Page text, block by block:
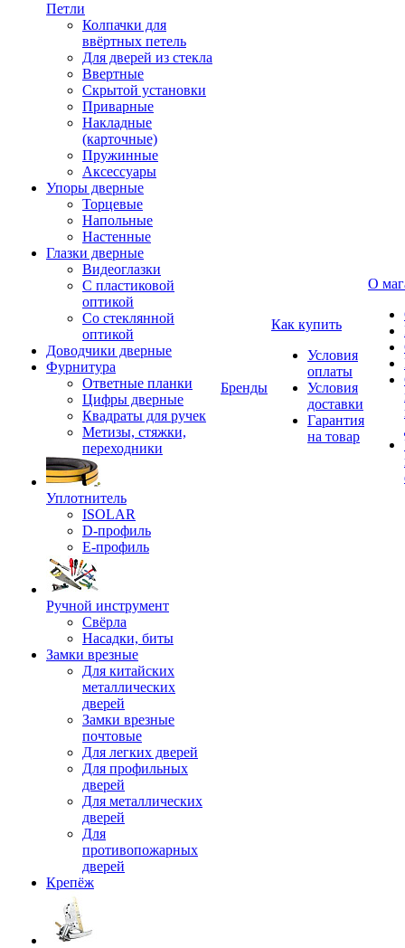
Петли
Колпачки для
ввёртных петель
Для дверей из стекла
Ввертные
Скрытой установки
Приварные
Накладные
(карточные)
Пружинные
Аксессуары
Упоры дверные
Торцевые
Напольные
Настенные
Глазки дверные
Видеоглазки
С пластиковой
оптикой
Со стеклянной
оптикой
Доводчики дверные
Фурнитура
Ответные планки
Цифры дверные
Квадраты для ручек
Метизы, стяжки,
переходники
Уплотнитель
ISOLAR
D-профиль
Е-профиль
Ручной инструмент
Свёрла
Насадки, биты
Замки врезные
Для китайских
металлических
дверей
Замки врезные
почтовые
Для легких дверей
Для профильных
дверей
Для металлических
дверей
Для
противопожарных
дверей
Крепёж
Бренды
Как купить
Условия
оплаты
Условия
доставки
Гарантия
на товар
О